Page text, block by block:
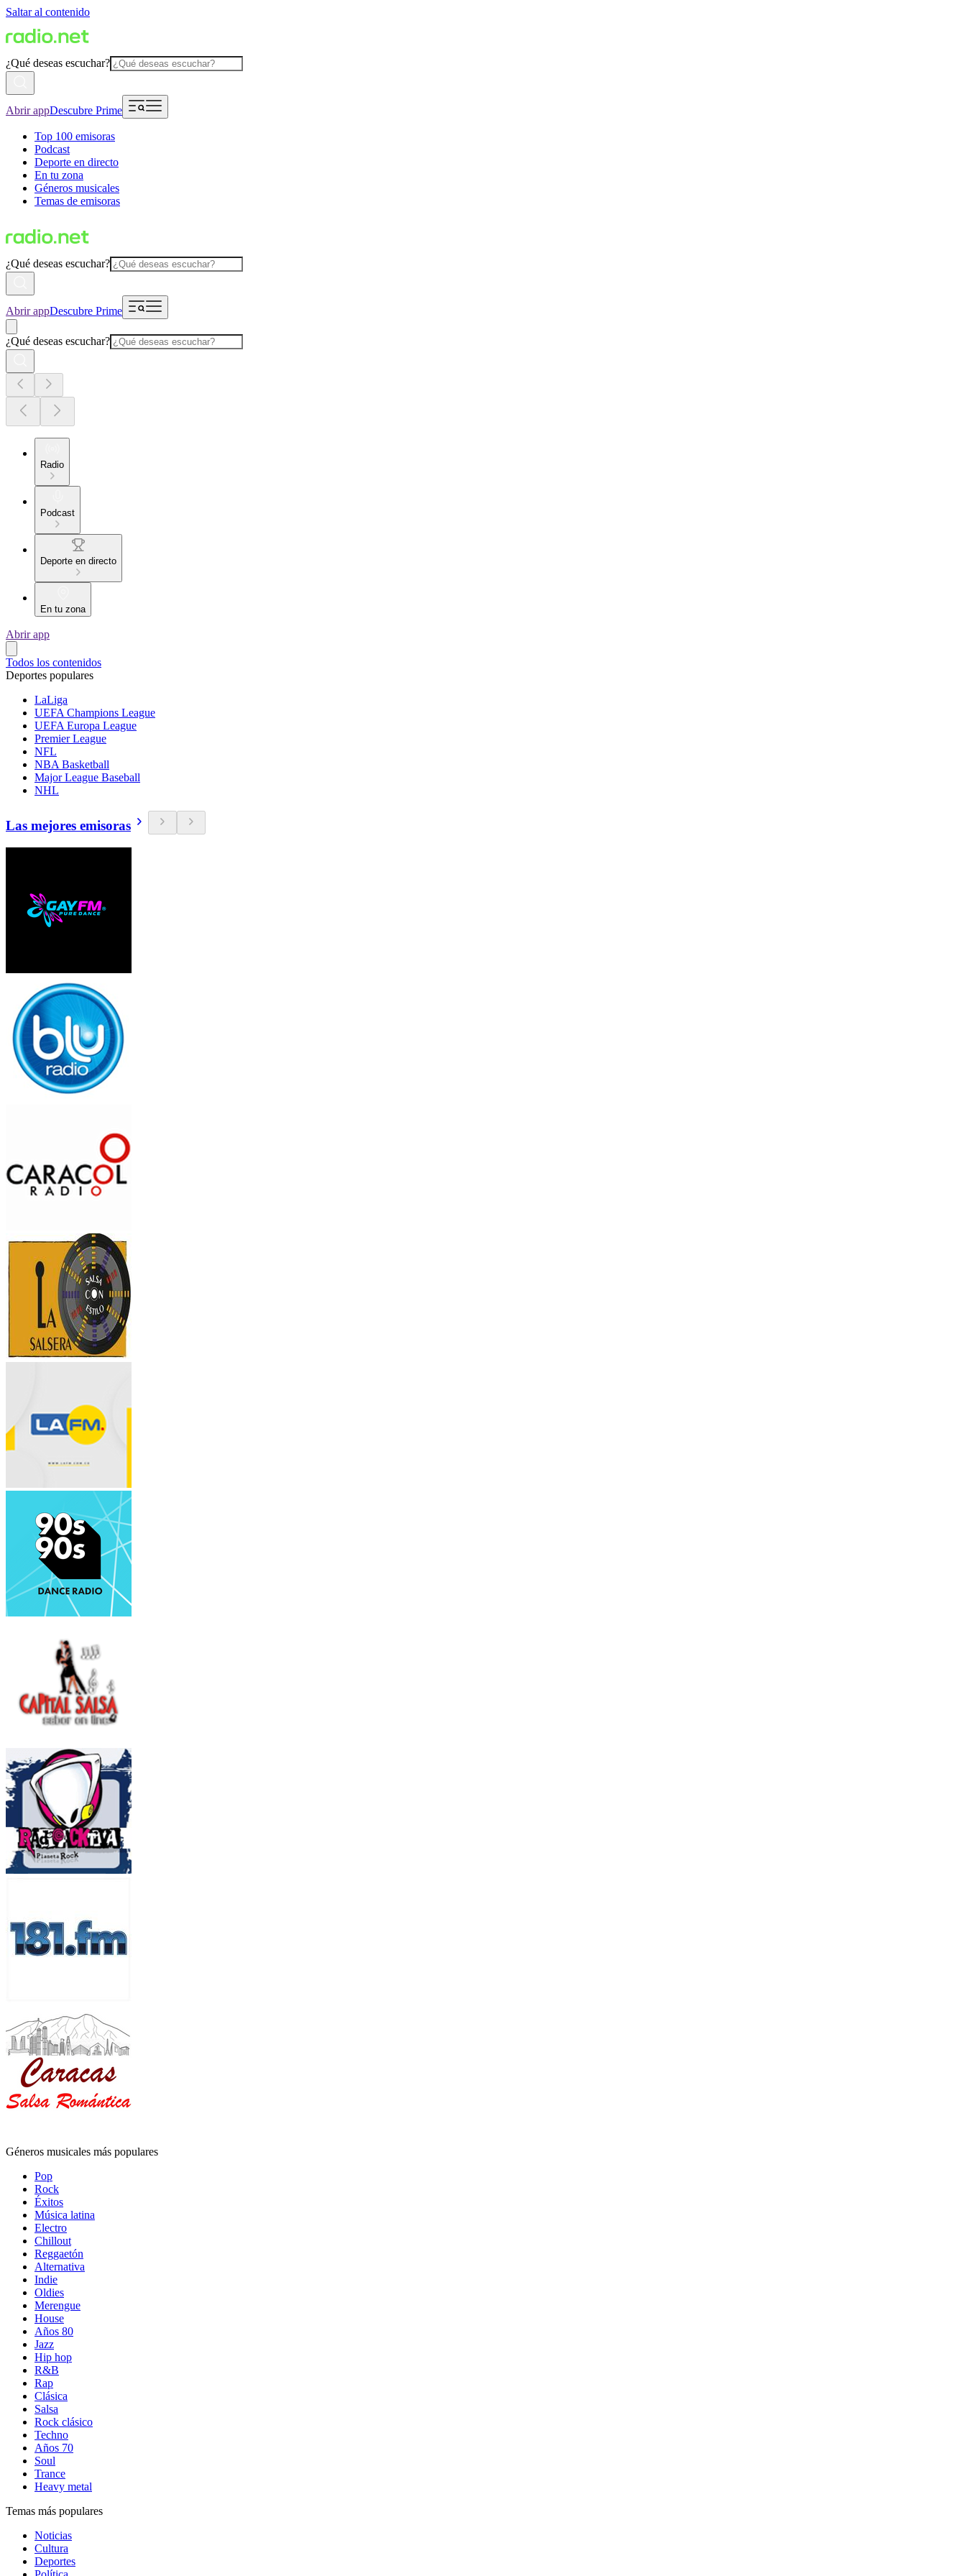
Saltar al contenido
¿Qué deseas escuchar?
Abrir appDescubre Prime
Top 100 emisoras
Podcast
Deporte en directo
En tu zona
Géneros musicales
Temas de emisoras
¿Qué deseas escuchar?
Abrir appDescubre Prime
¿Qué deseas escuchar?
Radio
Podcast
Deporte en directo
En tu zona
Abrir app
Todos los contenidos
Deportes populares
LaLiga
UEFA Champions League
UEFA Europa League
Premier League
NFL
NBA Basketball
Major League Baseball
NHL
Las mejores emisoras
Géneros musicales más populares
Pop
Rock
Éxitos
Música latina
Electro
Chillout
Reggaetón
Alternativa
Indie
Oldies
Merengue
House
Años 80
Jazz
Hip hop
R&B
Rap
Clásica
Salsa
Rock clásico
Techno
Años 70
Soul
Trance
Heavy metal
Temas más populares
Noticias
Cultura
Deportes